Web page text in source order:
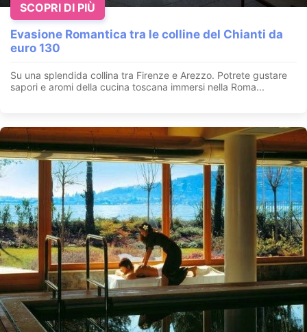
Evasione Romantica tra le colline del Chianti da
euro 130
Su una splendida collina tra Firenze e Arezzo. Potrete gustare
sapori e aromi della cucina toscana immersi nella Roma...
SCOPRI DI PIÙ